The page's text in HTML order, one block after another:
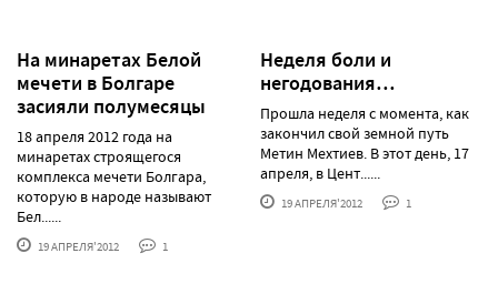
На минаретах Белой
мечети в Болгаре
засияли полумесяцы
18 апреля 2012 года на
минаретах строящегося
комплекса мечети Болгара,
которую в народе называют
Бел......
19 АПРЕЛЯ'2012 1
Неделя боли и
негодования…
Прошла неделя с момента, как
закончил свой земной путь
Метин Мехтиев. В этот день, 17
апреля, в Цент......
19 АПРЕЛЯ'2012 1